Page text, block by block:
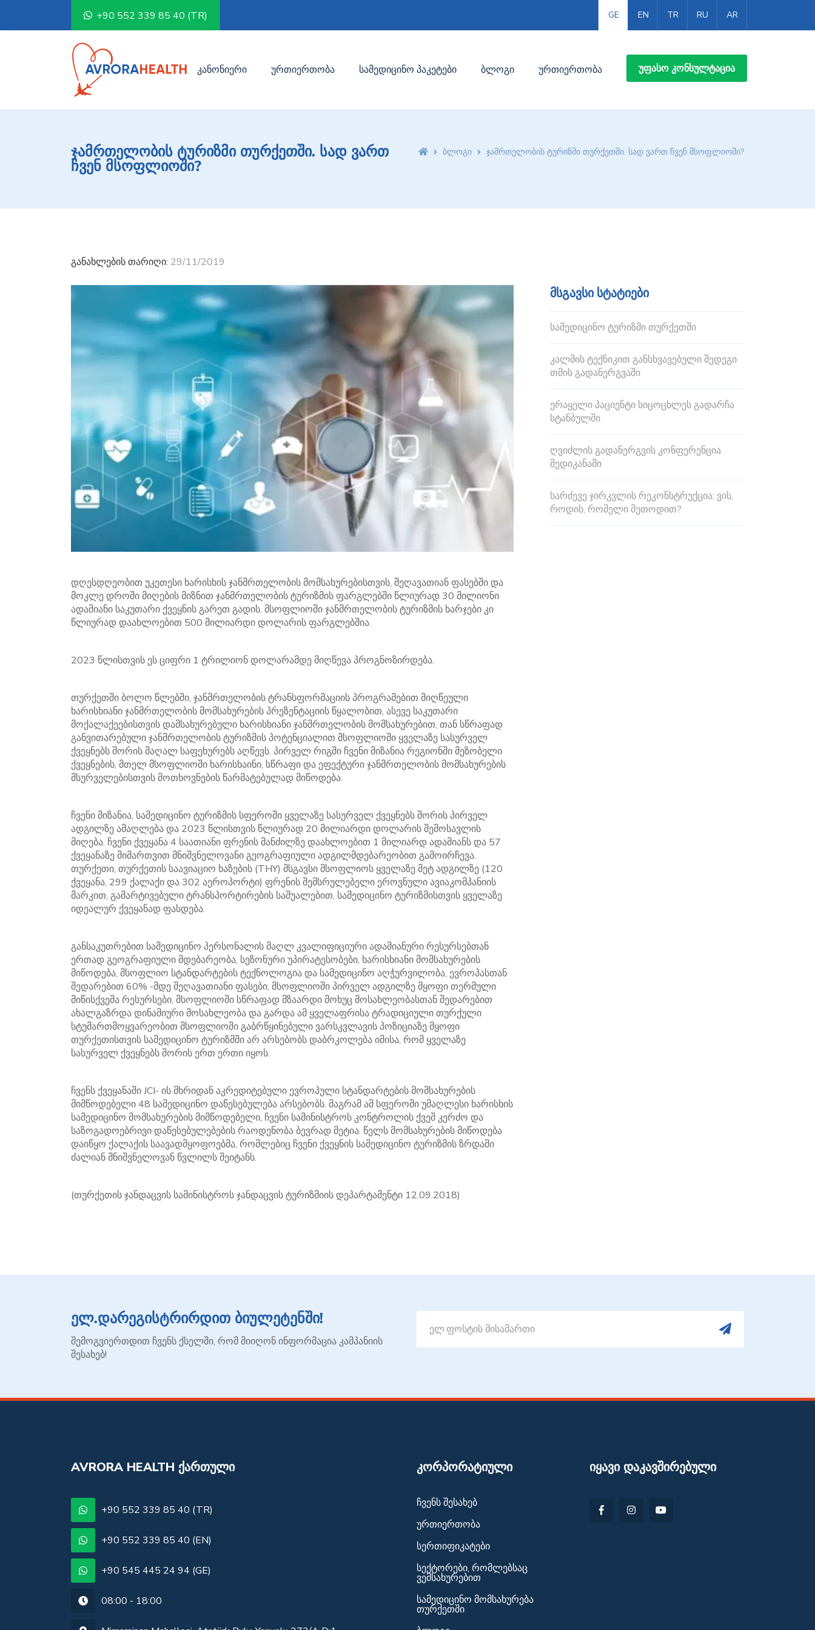
+90 552 339 85 40 (TR) GE EN TR RU AR
კანონიერი ურთიერთობა სამედიცინო პაკეტები ბლოგი ურთიერთობა ᲣᲤᲐᲡᲝ ᲙᲝᲜᲡᲣᲚᲢᲐᲪᲘᲐ
ჯამრთელობის ტურიზმი თურქეთში. სად ვართ
ჩვენ მსოფლიოში?
ბლოგი ჯამრთელობის ტურიზმი თურქეთში. სად ვართ ჩვენ მსოფლიოში?
განახლების თარიღი: 29/11/2019
დღესდღეობით უკეთესი ხარისხის ჯანმრთელობის მომსახურებისთვის, შეღავათიან ფასებში და
მოკლე დროში მიღების მიზნით ჯანმრთელობის ტურიზმის ფარგლებში წლიურად 30 მილიონი
ადამიანი საკუთარი ქვეყნის გარეთ გადის. მსოფლიოში ჯანმრთელობის ტურიზმის ხარჯები კი
წლიურად დაახლოებით 500 მილიარდი დოლარის ფარგლებშია.
2023 წლისთვის ეს ციფრი 1 ტრილიონ დოლარამდე მიღწევა პროგნოზირდება.
თურქეთში ბოლო წლებში, ჯანმრთელობის ტრანსფორმაციის პროგრამებით მიღწეული
ხარისხიანი ჯანმრთელობის მომსახურების პრეზენტაციის წყალობით, ასევე საკუთარი
მოქალაქეებისთვის დამსახურებული ხარისხიანი ჯანმრთელობის მომსახურებით, თან სწრაფად
განვითარებული ჯანმრთელობის ტურიზმის პოტენციალით მსოფლიოში ყველაზე სასურველ
ქვეყნებს შორის მაღალ საფეხურებს აღწევს. პირველ რიგში ჩვენი მიზანია რეგიონში მეზობელი
ქვეყნების, მთელ მსოფლიოში ხარისხაინი, სწრაფი და ეფექტური ჯანმრთელობის მომსახურების
მსურველებისთვის მოთხოვნების წარმატებულად მიწოდება.
ჩვენი მიზანია, სამედიცინო ტურიზმის სფეროში ყველაზე სასურველ ქვეყნებს შორის პირველ
ადგილზე ამაღლება და 2023 წლისთვის წლიურად 20 მილიარდი დოლარის შემოსავლის
მიღება. ჩვენი ქვეყანა 4 საათიანი ფრენის მანძილზე დაახლოებით 1 მილიარდ ადამიანს და 57
ქვეყანაზე მიმართვით მნიშვნელოვანი გეოგრაფიული ადგილმდებარეობით გამოირჩევა.
თურქეთი, თურქეთის საავიაციო ხაზების (THY) მსგავსი მსოფლიოს ყველაზე მეტ ადგილზე (120
ქვეყანა, 299 ქალაქი და 302 აეროპორტი) ფრენის შემსრულებელი ეროვნული ავიაკომპანიის
მარკით, გამარტივებული ტრანსპორტირების საშუალებით, სამედიცინო ტურიზმისთვის ყველაზე
იდეალურ ქვეყანად ფასდება.
განსაკუთრებით სამედიცინო პერსონალის მაღლ კვალიფიციური ადამიანური რესურსებთან
ერთად გეოგრაფიული მდებარეობა, სეზონური უპირატესობები, ხარისხიანი მომსახურების
მიწოდება, მსოფლიო სტანდარტების ტექნოლოგია და სამედიცინო აღჭურვილობა, ევროპასთან
შედარებით 60% -მდე შეღავათიანი ფასები, მსოფლიოში პირველ ადგილზე მყოფი თერმული
მიწისქვეშა რესურსები, მსოფლიოში სწრაფად მზაარდი მოხუც მოსახლეობასთან შედარებით
ახალგაზრდა დინამიური მოსახლეობა და გარდა ამ ყველაფრისა ტრადიციული თურქული
სტუმართმოყვარეობით მსოფლიოში გაბრწყინებული ვარსკვლავის პოზიციაზე მყოფი
თურქეთისთვის სამედიცინო ტურიზმში არ არსებობს დაბრკოლება იმისა, რომ ყველაზე
სასურველ ქვეყნებს შორის ერთ ერთი იყოს.
ჩვენს ქვეყანაში JCI- ის მხრიდან აკრედიტებული ევროპული სტანდარტების მომსახურების
მიმწოდებელი 48 სამედიცინო დაწესებულება არსებობს. მაგრამ ამ სფეროში უმაღლესი ხარისხის
სამედიცინო მომსახურების მიმწოდებელი, ჩვენი სამინისტროს კონტროლის ქვეშ კერძო და
საზოგადოებრივი დაწესებულებების რაოდენობა ბევრად მეტია. წელს მომსახურების მიწოდება
დაიწყო ქალაქის საავადმყოფოებმა, რომლებიც ჩვენი ქვეყნის სამედიცინო ტურიზმის ზრდაში
ძალიან მნიშვნელოვან წვლილს შეიტანს.
(თურქეთის ჯანდაცვის სამინისტროს ჯანდაცვის ტურიზმიის დეპარტამენტი 12.09.2018)
მსგავსი სტატიები
სამედიცინო ტურიზმი თურქეთში
კალმის ტექნიკით განსხვავებული შედეგი
თმის გადანერგვაში
ერაყელი პაციენტი სიცოცხლეს გადარჩა
სტანბულში
ღვიძლის გადანერგვის კონფერენცია
მედიკანაში
სარძევე ჯირკვლის რეკონსტრუქცია: ვის,
როდის, რომელი მეთოდით?
ელ.დარეგისტრირდით ბიულეტენში!
შემოგვიერთდით ჩვენს ქსელში, რომ მიიღონ ინფორმაცია კამპანიის
შესახებ!
AVRORA HEALTH ᲥᲐᲠᲗᲣᲚᲘ
+90 552 339 85 40 (TR)
+90 552 339 85 40 (EN)
+90 545 445 24 94 (GE)
08:00 - 18:00
ᲙᲝᲠᲞᲝᲠᲐᲢᲘᲣᲚᲘ
ჩვენს შესახებ
ურთიერთობა
სერთიფიკატები
სექტორები, რომლებსაც
ვემსახურებით
სამედიცინო მომსახურება
თურქეთში
ᲘᲧᲐᲕᲘ ᲓᲐᲙᲐᲕᲨᲘᲠᲔᲑᲣᲚᲘ